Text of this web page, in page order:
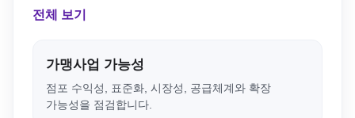
전체 보기
가맹사업 가능성
점포 수익성, 표준화, 시장성, 공급체계와 확장
가능성을 점검합니다.